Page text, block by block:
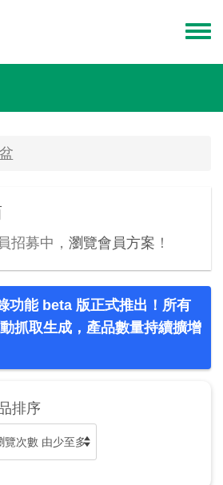
menu
招募中， 瀏覽會員方案 ！
功能 beta 版正式推出！所有
抓取生成，產品數量持續擴增
排序